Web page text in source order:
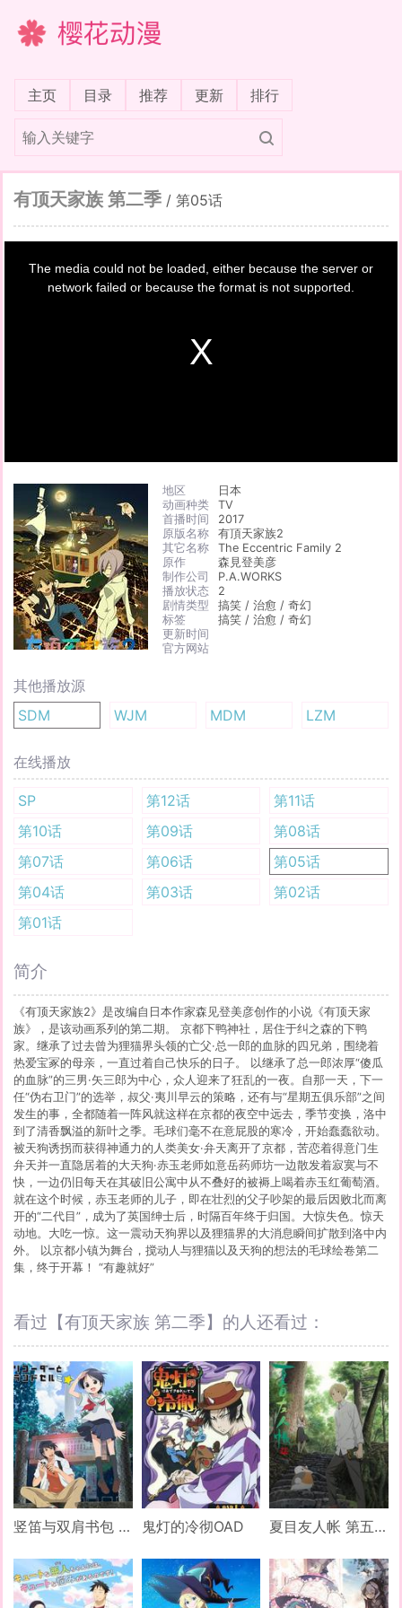
樱花动漫
主页(current)
目录 推荐 更新 排行
有顶天家族 第二季 / 第05话
地区
日本
动画种类
TV
首播时间
2017
原版名称
有頂天家族2
其它名称
The Eccentric Family 2
原作
森見登美彦
制作公司
P.A.WORKS
播放状态
2
剧情类型
搞笑 / 治愈 / 奇幻
标签
搞笑 / 治愈 / 奇幻
更新时间
官方网站
其他播放源
SDM
WJM MDM LZM
在线播放
SP 第12话
第11话
第10话
第09话
第08话
第07话
第06话
第05话
第04话
第03话
第02话
第01话
简介
《有顶天家族2》是改编自日本作家森见登美彦创作的小说《有顶天家
族》，是该动画系列的第二期。 京都下鸭神社，居住于纠之森的下鸭
家。继承了过去曾为狸猫界头领的亡父·总一郎的血脉的四兄弟，围绕着
热爱宝冢的母亲，一直过着自己快乐的日子。 以继承了总一郎浓厚“傻瓜
的血脉”的三男·矢三郎为中心，众人迎来了狂乱的一夜。自那一天，下一
任“伪右卫门”的选举，叔父·夷川早云的策略，还有与“星期五俱乐部”之间
发生的事，全都随着一阵风就这样在京都的夜空中远去，季节变换，洛中
到了清香飘溢的新叶之季。毛球们毫不在意屁股的寒冷，开始蠢蠢欲动。
被天狗诱拐而获得神通力的人类美女·弁天离开了京都，苦恋着得意门生
弁天并一直隐居着的大天狗·赤玉老师如意岳药师坊一边散发着寂寞与不
快，一边仍旧每天在其破旧公寓中从不叠好的被褥上喝着赤玉红葡萄酒。
就在这个时候，赤玉老师的儿子，即在壮烈的父子吵架的最后因败北而离
开的“二代目”，成为了英国绅士后，时隔百年终于归国。大惊失色。惊天
动地。大吃一惊。这一震动天狗界以及狸猫界的大消息瞬间扩散到洛中内
外。 以京都小镇为舞台，搅动人与狸猫以及天狗的想法的毛球绘卷第二
集，终于开幕！ “有趣就好”
看过【有顶天家族 第二季】的人还看过：
竖笛与双肩书包 第三季 鬼灯的冷彻OAD 夏目友人帐 第五季